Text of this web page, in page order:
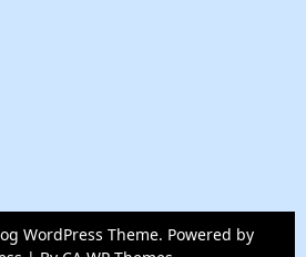
WordPress Theme. Powered by